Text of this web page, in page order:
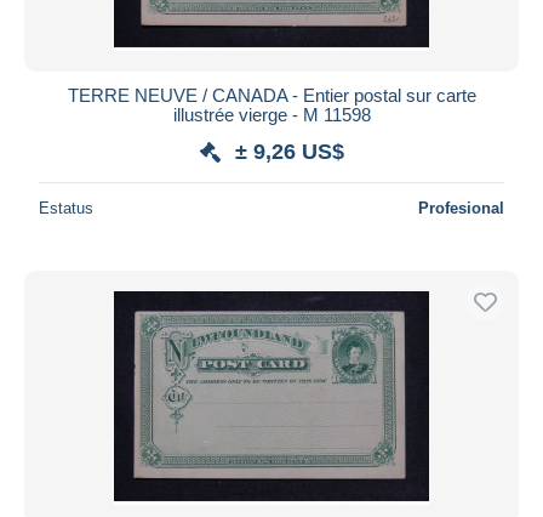
TERRE NEUVE / CANADA - Entier postal sur carte
illustrée vierge - M 11598
± 9,26 US$
Estatus Profesional